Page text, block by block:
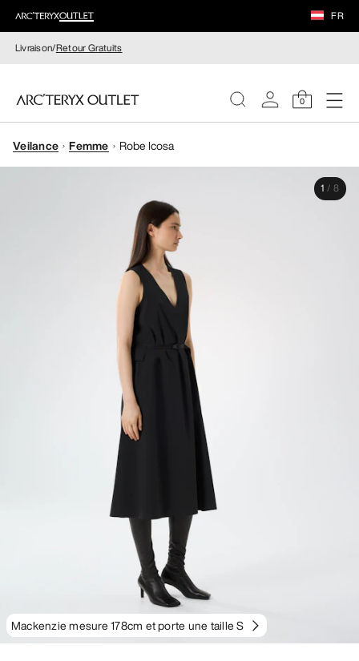
FR
Livraison/Retour Gratuits
0
FEMME
Veilance Femme Robe Icosa
Mackenzie mesure 178cm et porte une taille S
1 / 8